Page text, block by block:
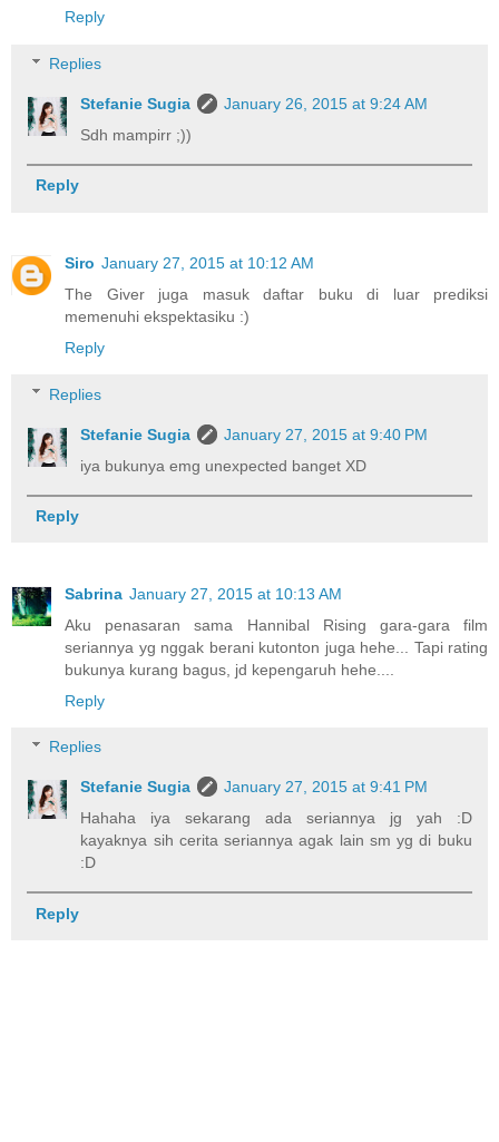
Reply
Replies
Stefanie Sugia
January 26, 2015 at 9:24 AM
Sdh mampirr ;))
Reply
Siro January 27, 2015 at 10:12 AM
The Giver juga masuk daftar buku di luar prediksi
memenuhi ekspektasiku :)
Reply
Replies
Stefanie Sugia
January 27, 2015 at 9:40 PM
iya bukunya emg unexpected banget XD
Reply
Sabrina January 27, 2015 at 10:13 AM
Aku penasaran sama Hannibal Rising gara-gara film
seriannya yg nggak berani kutonton juga hehe... Tapi rating
bukunya kurang bagus, jd kepengaruh hehe....
Reply
Replies
Stefanie Sugia
January 27, 2015 at 9:41 PM
Hahaha iya sekarang ada seriannya jg yah :D
kayaknya sih cerita seriannya agak lain sm yg di buku
:D
Reply